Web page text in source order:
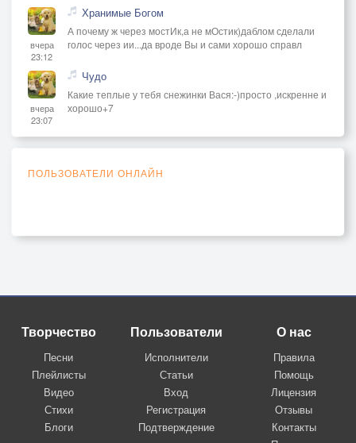
вчера
23:12
Хранимые Богом
А почему ж через мостИк,а не мОстик)даблом сделали
голос через ии...да вроде Вы и сами хорошо справл
вчера
23:07
Чудо
Какие теплые у тебя снежинки Вася:-)просто ,искренне и
хорошо+7
ПОЛЬЗОВАТЕЛИ ОНЛАЙН
Творчество
Песни
Плейлисты
Видео
Стихи
Блоги
Пользователи
Исполнители
Статьи
Вход
Регистрация
Подтверждение
О нас
Правила
Помощь
Лицензия
Отзывы
Контакты